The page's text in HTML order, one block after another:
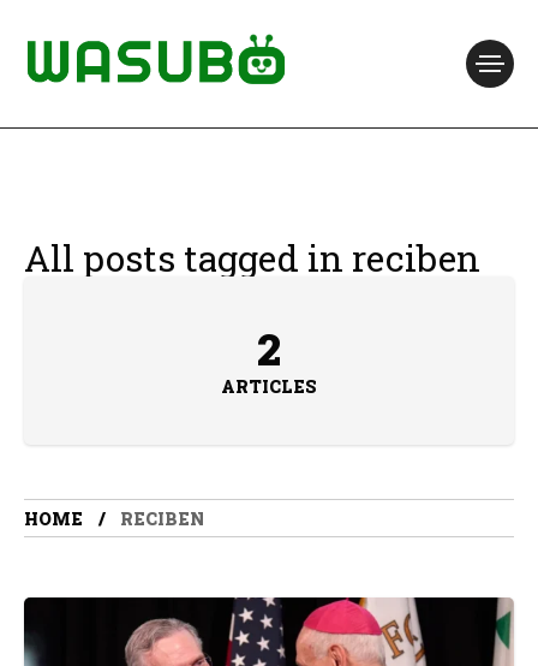
All posts tagged in reciben
2
ARTICLES
HOME RECIBEN